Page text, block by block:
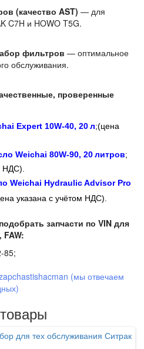
(качество AST) — для
C7H и HOWO T5G.
фильтров — оптимальное
обслуживания.
проверенные
Expert 10W‑40, 20 л;(цена
Weichai 80W‑90, 20 литров;
НДС).
Weichai Hydraulic Advisor Pro
указана с учётом НДС).
запчасти по VIN для
FAW:
85;
(мы отвечаем